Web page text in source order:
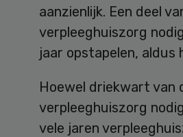
aanzienlijk. Een deel
verpleeghuiszorg
jaar opstapelen, aldus
Hoewel driekwart van
verpleeghuiszorg
vele jaren